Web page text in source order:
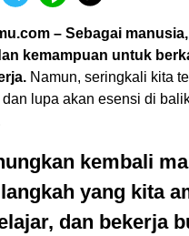
– Sebagai
kemampuan untuk
Namun, seringkali kita
lupa akan esensi di
kembali
yang kita
dan bekerja